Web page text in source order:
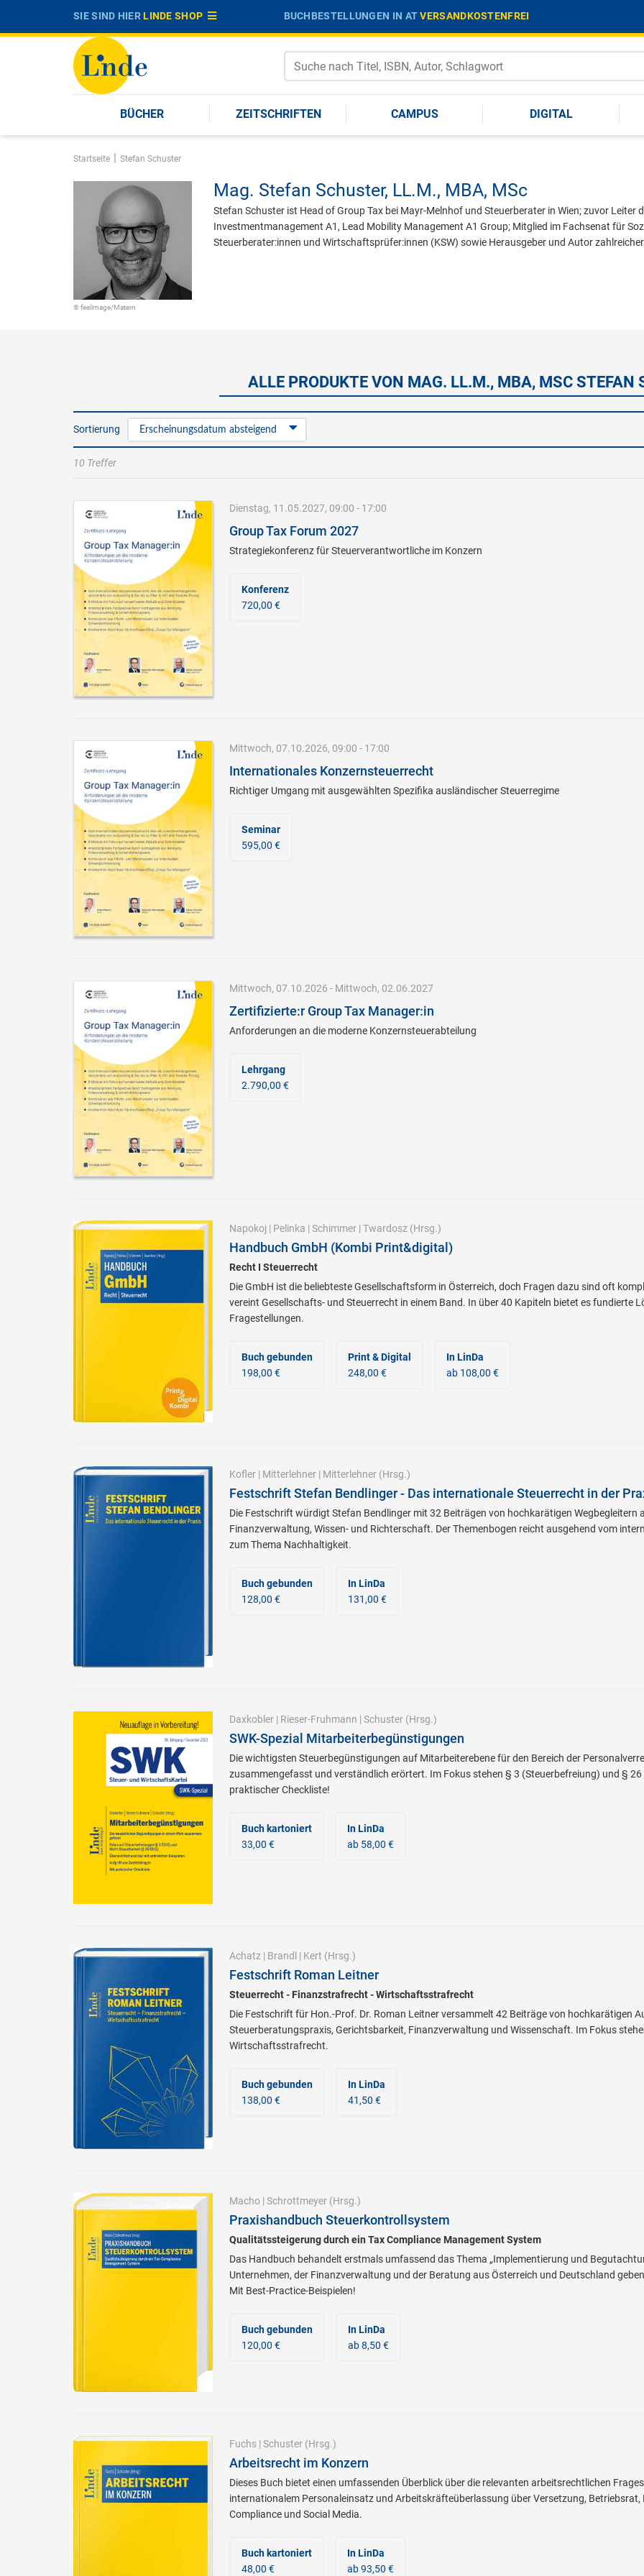
SIE SIND HIERLINDE SHOP BUCHBESTELLUNGEN IN ATVERSANDKOSTENFREI
BÜCHER ZEITSCHRIFTEN CAMPUS DIGITAL
Startseite | Stefan Schuster
© feelimage/Matern
Mag. Stefan Schuster, LL.M., MBA, MSc
Stefan Schuster ist Head of Group Tax bei Mayr-Melnhof und Steuerberater in Wien; zuvor Leiter
Investmentmanagement A1, Lead Mobility Management A1 Group; Mitglied im Fachsenat für
Steuerberater:innen und Wirtschaftsprüfer:innen (KSW) sowie Herausgeber und Autor
ALLE PRODUKTE VON MAG. LL.M., MBA, MSC STEFAN
Sortierung Erscheinungsdatum absteigend
10 Treffer
Dienstag, 11.05.2027, 09:00 - 17:00
Group Tax Forum 2027
Strategiekonferenz für Steuerverantwortliche im Konzern
Konferenz
720,00 €
Mittwoch, 07.10.2026, 09:00 - 17:00
Internationales Konzernsteuerrecht
Richtiger Umgang mit ausgewählten Spezifika ausländischer Steuerregime
Seminar
595,00 €
Mittwoch, 07.10.2026 - Mittwoch, 02.06.2027
Zertifizierte:r Group Tax Manager:in
Anforderungen an die moderne Konzernsteuerabteilung
Lehrgang
2.790,00 €
Napokoj| Pelinka | Schimmer| Twardosz(Hrsg.)
Handbuch GmbH (Kombi Print&digital)
Recht I Steuerrecht
Die GmbH ist die beliebteste Gesellschaftsform in Österreich, doch Fragen dazu sind oft
vereint Gesellschafts- und Steuerrecht in einem Band. In über 40 Kapiteln bietet es fundierte
Fragestellungen.
Buch gebunden
198,00 €
Print & Digital
248,00 €
In LinDa
ab 108,00 €
Kofler| Mitterlehner| Mitterlehner(Hrsg.)
Festschrift Stefan Bendlinger - Das internationale Steuerrecht in der
Die Festschrift würdigt Stefan Bendlinger mit 32 Beiträgen von hochkarätigen Wegbegleitern
Finanzverwaltung, Wissen- und Richterschaft. Der Themenbogen reicht ausgehend vom
zum Thema Nachhaltigkeit.
Buch gebunden
128,00 €
In LinDa
131,00 €
Daxkobler| Rieser-Fruhmann | Schuster(Hrsg.)
SWK-Spezial Mitarbeiterbegünstigungen
Die wichtigsten Steuerbegünstigungen auf Mitarbeiterebene für den Bereich der
zusammengefasst und verständlich erörtert. Im Fokus stehen § 3 (Steuerbefreiung) und § 26
praktischer Checkliste!
Buch kartoniert
33,00 €
In LinDa
ab 58,00 €
Achatz| Brandl | Kert (Hrsg.)
Festschrift Roman Leitner
Steuerrecht - Finanzstrafrecht - Wirtschaftsstrafrecht
Die Festschrift für Hon.-Prof. Dr. Roman Leitner versammelt 42 Beiträge von hochkarätigen
Steuerberatungspraxis, Gerichtsbarkeit, Finanzverwaltung und Wissenschaft. Im Fokus
Wirtschaftsstrafrecht.
Buch gebunden
138,00 €
In LinDa
41,50 €
Macho| Schrottmeyer(Hrsg.)
Praxishandbuch Steuerkontrollsystem
Qualitätssteigerung durch ein Tax Compliance Management System
Das Handbuch behandelt erstmals umfassend das Thema „Implementierung und
Unternehmen, der Finanzverwaltung und der Beratung aus Österreich und Deutschland
Mit Best-Practice-Beispielen!
Buch gebunden
120,00 €
In LinDa
ab 8,50 €
Fuchs| Schuster(Hrsg.)
Arbeitsrecht im Konzern
Dieses Buch bietet einen umfassenden Überblick über die relevanten arbeitsrechtlichen
internationalem Personaleinsatz und Arbeitskräfteüberlassung über Versetzung,
Compliance und Social Media.
Buch kartoniert
48,00 €
In LinDa
ab 93,50 €